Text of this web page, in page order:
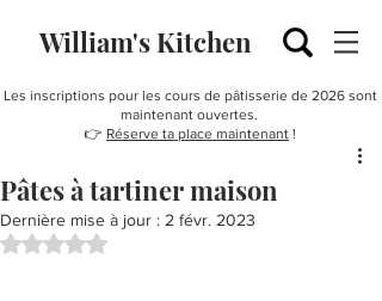
William's Kitchen
Les inscriptions pour les cours de pâtisserie de 2026 sont
maintenant ouvertes.
👉 Réserve ta place maintenant !
Pâtes à tartiner maison
Dernière mise à jour : 2 févr. 2023
Noté NaN étoiles sur 5.